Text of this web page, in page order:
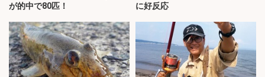
が的中で80匹！
に好反応